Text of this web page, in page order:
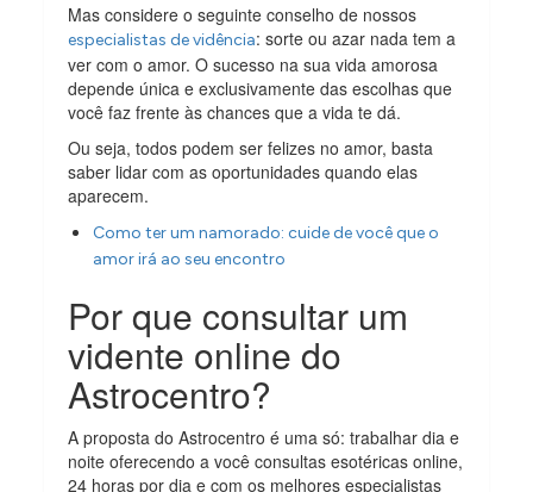
Mas considere o seguinte conselho de nossos
especialistas de vidência: sorte ou azar nada tem a
ver com o amor. O sucesso na sua vida amorosa
depende única e exclusivamente das escolhas que
você faz frente às chances que a vida te dá.
Ou seja, todos podem ser felizes no amor, basta
saber lidar com as oportunidades quando elas
aparecem.
Como ter um namorado: cuide de você que o
amor irá ao seu encontro
Por que consultar um
vidente online do
Astrocentro?
A proposta do Astrocentro é uma só: trabalhar dia e
noite oferecendo a você consultas esotéricas online,
24 horas por dia e com os melhores especialistas